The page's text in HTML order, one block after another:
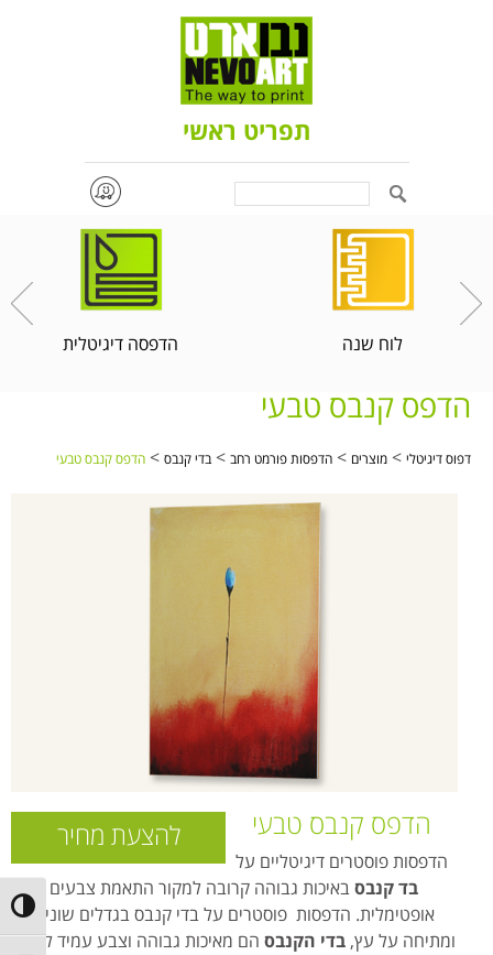
תפריט ראשי
Search
הדפסה דיגיטלית לוח שנה
הדפס קנבס טבעי
דפוס דיגיטלי > מוצרים > הדפסות פורמט רחב >בדי קנבס > הדפס קנבס טבעי
להצעת מחיר הדפס קנבס טבעי
הדפסות פוסטרים דיגיטליים על
בד קנבסבאיכות גבוהה קרובה למקור התאמת צבעים
אופטימלית. הדפסות פוסטרים על בדי קנבס בגדלים שונים
ומתיחה על עץ, בדי הקנבסהם מאיכות גבוהה וצבע עמיד לאורך